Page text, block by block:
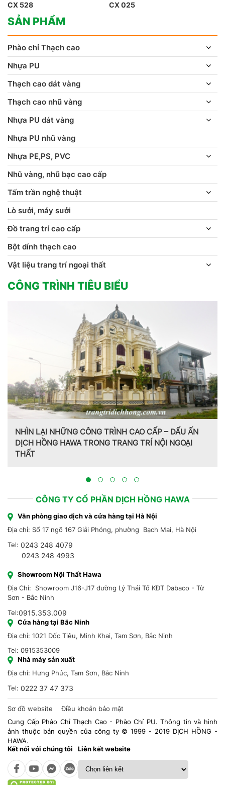
CX 528 CX 025
SẢN PHẨM
Phào chỉ Thạch cao
Nhựa PU
Thạch cao dát vàng
Thạch cao nhũ vàng
Nhựa PU dát vàng
Nhựa PU nhũ vàng
Nhựa PE,PS, PVC
Nhũ vàng, nhũ bạc cao cấp
Tấm trần nghệ thuật
Lò sưởi, máy sưởi
Đồ trang trí cao cấp
Bột dính thạch cao
Vật liệu trang trí ngoại thất
CÔNG TRÌNH TIÊU BIỂU
NHÌN LẠI NHỮNG CÔNG TRÌNH CAO CẤP – DẤU ẤN
DỊCH HỒNG HAWA TRONG TRANG TRÍ NỘI NGOẠI
THẤT
CÔNG TY CỔ PHẦN DỊCH HỒNG HAWA
Văn phòng giao dịch và cửa hàng tại Hà Nội
Địa chỉ: Số 17 ngõ 167 Giải Phóng, phường Bạch Mai, Hà Nội
Tel: 0243 248 4079
0243 248 4993
Showroom Nội Thất Hawa
Địa Chỉ: Showroom J16-J17 đường Lý Thái Tổ KĐT Dabaco - Từ
Sơn - Bắc Ninh
Tel:0915.353.009
Cửa hàng tại Bắc Ninh
Địa chỉ: 1021 Dốc Tiêu, Minh Khai, Tam Sơn, Bắc Ninh
Tel: 0915353009
Nhà máy sản xuất
Địa chỉ: Hưng Phúc, Tam Sơn, Bắc Ninh
Tel: 0222 37 47 373
Sơ đồ website
Điều khoản bảo mật
Cung Cấp Phào Chỉ Thạch Cao - Phào Chỉ PU. Thông tin và hình
ảnh thuộc bản quyền của công ty © 1999 - 2019 DỊCH HỒNG -
HAWA.
Kết nối với chúng tôi
Liên kết website